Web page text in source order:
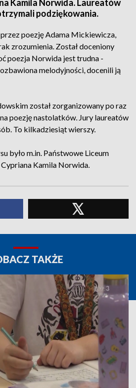
Kamila Norwida. Laureatów
podziękowania.
poezję Adama Mickiewicza,
zrozumienia. Został doceniony
poezja Norwida jest trudna -
melodyjności, docenili ją
został zorganizowany po raz
poezję nastolatków. Jury laureatów
To kilkadziesiąt wierszy.
było m.in. Państwowe Liceum
Kamila Norwida.
TAKŻE